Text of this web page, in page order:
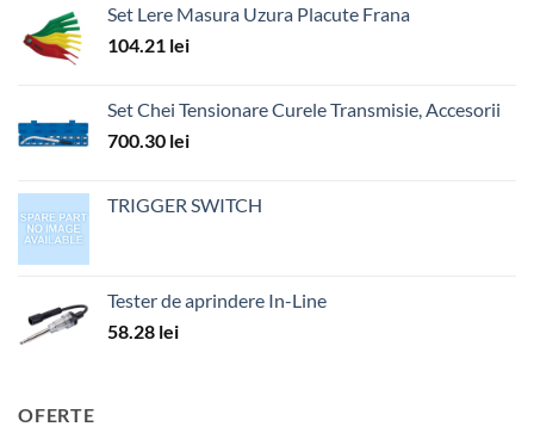
Set Lere Masura Uzura Placute Frana
104.21 lei
Set Chei Tensionare Curele Transmisie, Accesorii
700.30 lei
TRIGGER SWITCH
Tester de aprindere In-Line
58.28 lei
OFERTE